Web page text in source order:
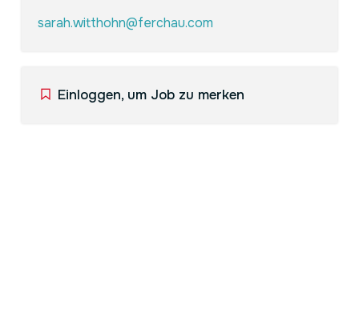
sarah.witthohn@ferchau.com
Einloggen, um Job zu merken